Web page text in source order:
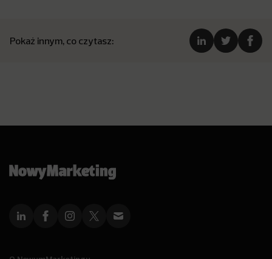
Pokaż innym, co czytasz: